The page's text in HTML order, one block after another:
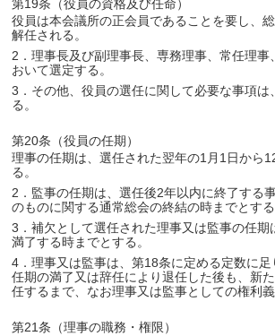
第19条（役員の資格及び任命）
役員は本会議所の正会員であることを要し、
解任される。
2．理事長及び副理事長、専務理事、常任理事
おいて選定する。
3．その他、役員の選任に関して必要な事項は
る。
第20条（役員の任期）
理事の任期は、選任された翌年の1月1日から
る。
2．監事の任期は、選任後2年以内に終了する
のものに関する通常総会の終結の時までとする
3．補欠として選任された理事又は監事の任期
満了する時までとする。
4．理事又は監事は、第18条に定める定数に足
任期の満了又は辞任により退任した後も、新
任するまで、なお理事又は監事としての権利義
第21条（理事の職務・権限）